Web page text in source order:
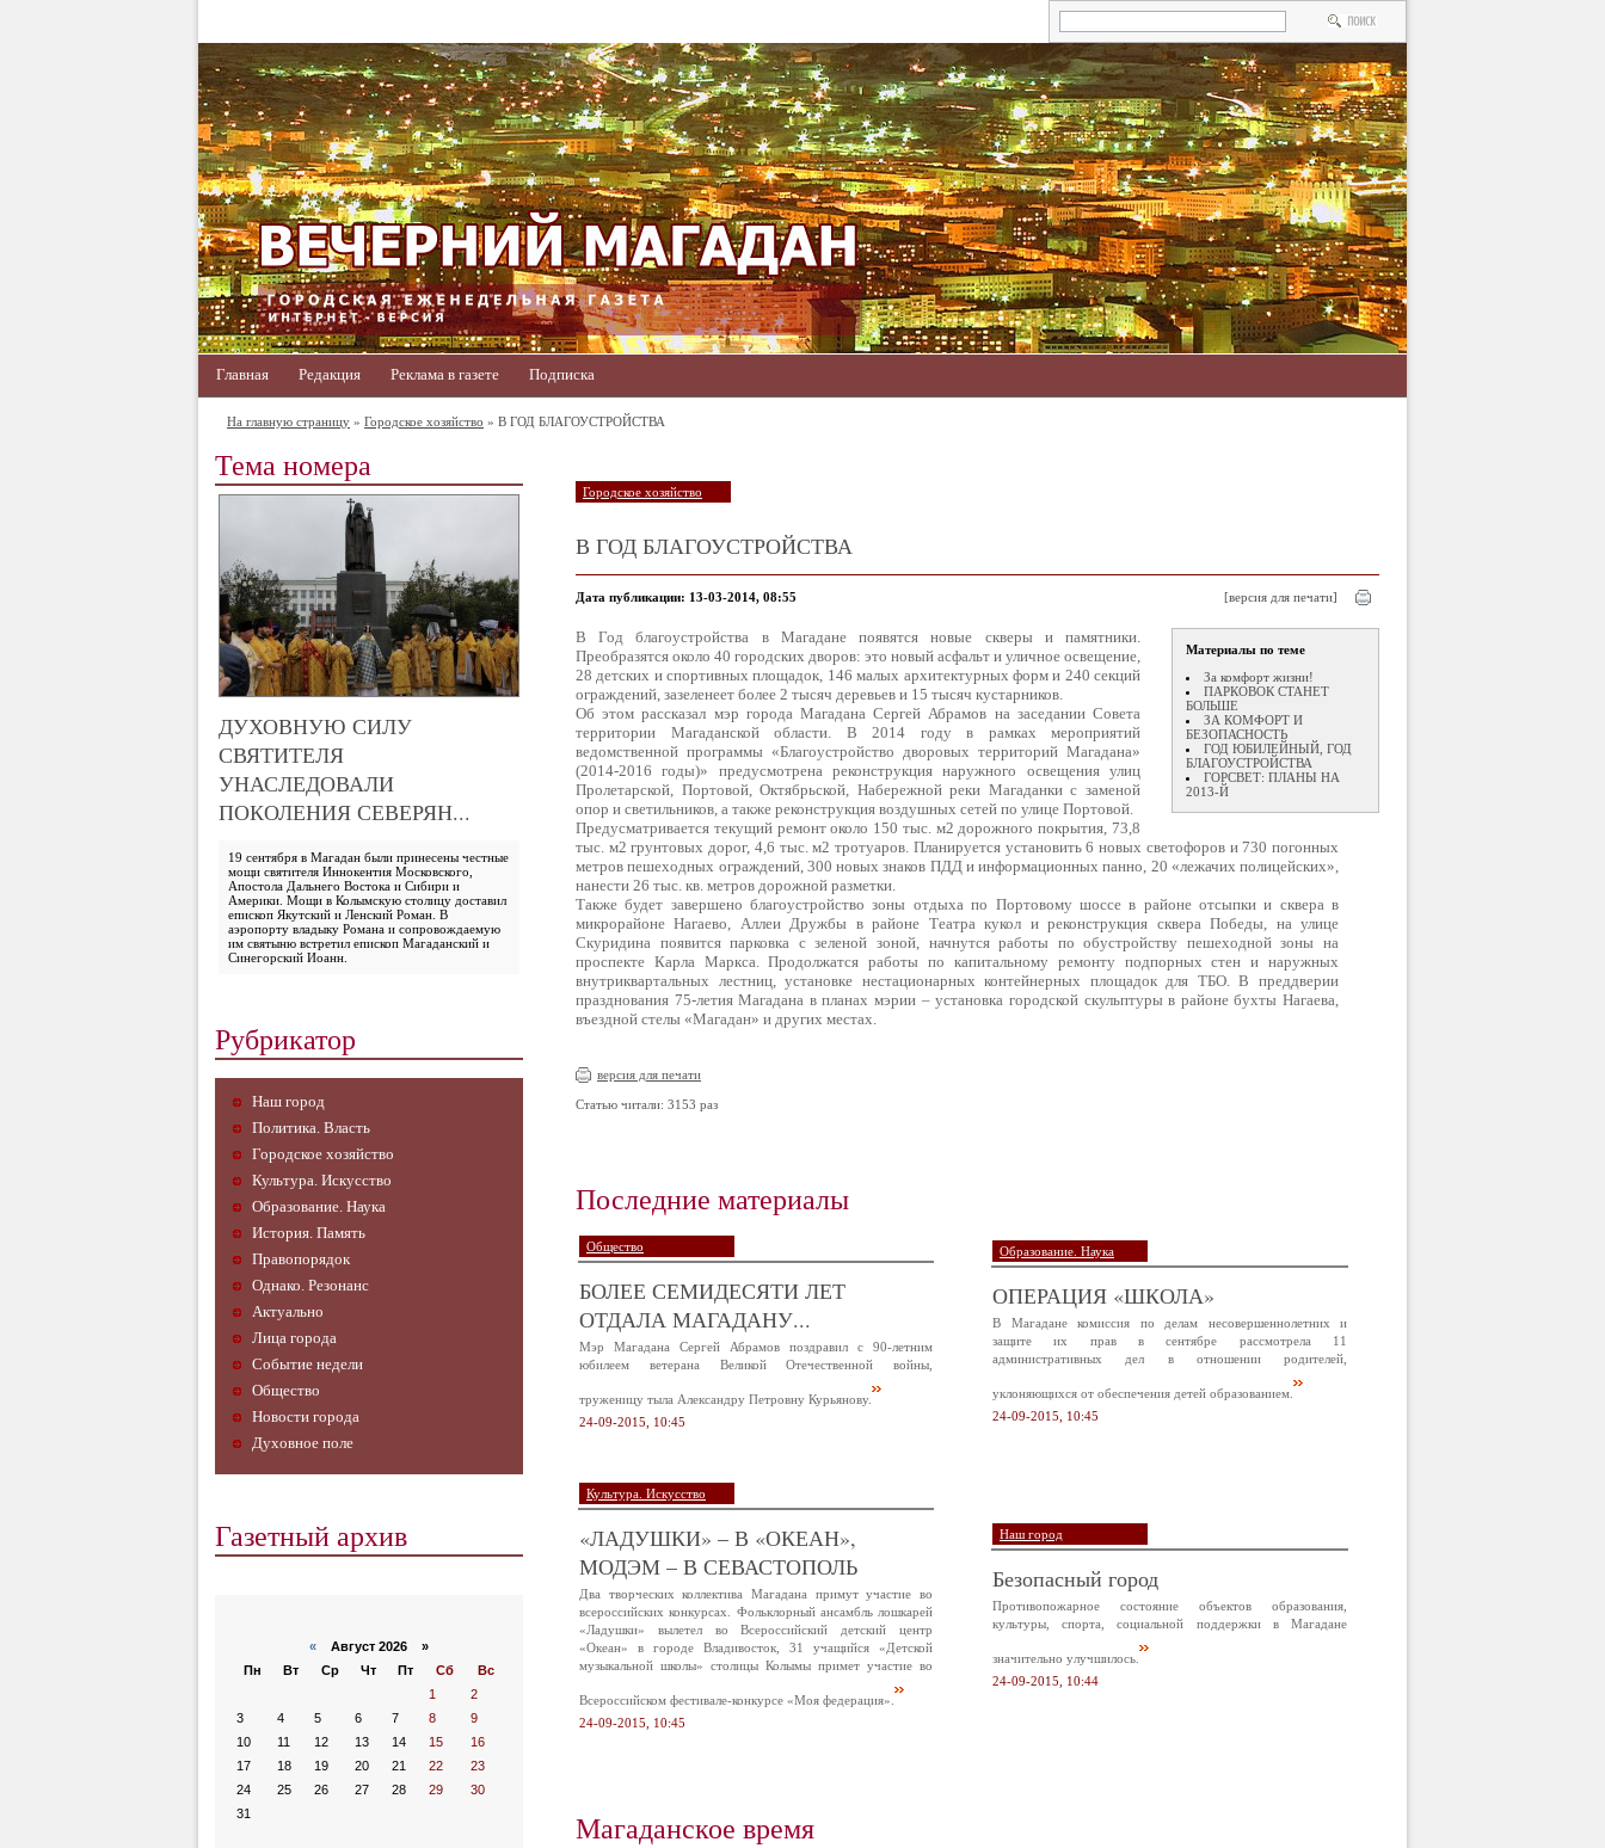
Главная Редакция Реклама в газете Подписка
На главную страницу » Городское хозяйство » В ГОД БЛАГОУСТРОЙСТВА
Тема номера
ДУХОВНУЮ СИЛУ
СВЯТИТЕЛЯ
УНАСЛЕДОВАЛИ
ПОКОЛЕНИЯ СЕВЕРЯН...
19 сентября в Магадан были принесены честные
мощи святителя Иннокентия Московского,
Апостола Дальнего Востока и Сибири и
Америки. Мощи в Колымскую столицу доставил
епископ Якутский и Ленский Роман. В
аэропорту владыку Романа и сопровождаемую
им святыню встретил епископ Магаданский и
Синегорский Иоанн.
Рубрикатор
Наш город
Политика. Власть
Городское хозяйство
Культура. Искусство
Образование. Наука
История. Память
Правопорядок
Однако. Резонанс
Актуально
Лица города
Событие недели
Общество
Новости города
Духовное поле
Газетный архив
« Август 2026 »
Пн
Вт Ср Чт Пт Сб
Вс
1
2
3
4 5 6 7 8
9
10
11 12 13 14 15
16
17
18 19 20 21 22
23
24
25 26 27 28 29
30
31
Городское хозяйство
В ГОД БЛАГОУСТРОЙСТВА
Дата публикации: 13-03-2014, 08:55 [версия для печати]
Материалы по теме
За комфорт жизни!
ПАРКОВОК СТАНЕТ
БОЛЬШЕ
ЗА КОМФОРТ И
БЕЗОПАСНОСТЬ
ГОД ЮБИЛЕЙНЫЙ, ГОД
БЛАГОУСТРОЙСТВА
ГОРСВЕТ: ПЛАНЫ НА
2013-Й
В Год благоустройства в Магадане появятся новые скверы и памятники.
Преобразятся около 40 городских дворов: это новый асфальт и уличное освещение,
28 детских и спортивных площадок, 146 малых архитектурных форм и 240 секций
ограждений, зазеленеет более 2 тысяч деревьев и 15 тысяч кустарников.
Об этом рассказал мэр города Магадана Сергей Абрамов на заседании Совета
территории Магаданской области. В 2014 году в рамках мероприятий
ведомственной программы «Благоустройство дворовых территорий Магадана»
(2014-2016 годы)» предусмотрена реконструкция наружного освещения улиц
Пролетарской, Портовой, Октябрьской, Набережной реки Магаданки с заменой
опор и светильников, а также реконструкция воздушных сетей по улице Портовой.
Предусматривается текущий ремонт около 150 тыс. м2 дорожного покрытия, 73,8
тыс. м2 грунтовых дорог, 4,6 тыс. м2 тротуаров. Планируется установить 6 новых светофоров и 730 погонных
метров пешеходных ограждений, 300 новых знаков ПДД и информационных панно, 20 «лежачих полицейских»,
нанести 26 тыс. кв. метров дорожной разметки.
Также будет завершено благоустройство зоны отдыха по Портовому шоссе в районе отсыпки и сквера в
микрорайоне Нагаево, Аллеи Дружбы в районе Театра кукол и реконструкция сквера Победы, на улице
Скуридина появится парковка с зеленой зоной, начнутся работы по обустройству пешеходной зоны на
проспекте Карла Маркса. Продолжатся работы по капитальному ремонту подпорных стен и наружных
внутриквартальных лестниц, установке нестационарных контейнерных площадок для ТБО. В преддверии
празднования 75-летия Магадана в планах мэрии – установка городской скульптуры в районе бухты Нагаева,
въездной стелы «Магадан» и других местах.
версия для печати
Статью читали: 3153 раз
Последние материалы
Общество
БОЛЕЕ СЕМИДЕСЯТИ ЛЕТ
ОТДАЛА МАГАДАНУ...
Мэр Магадана Сергей Абрамов поздравил с 90-летним
юбилеем ветерана Великой Отечественной войны,
труженицу тыла Александру Петровну Курьянову.
24-09-2015, 10:45
Образование. Наука
ОПЕРАЦИЯ «ШКОЛА»
В Магадане комиссия по делам несовершеннолетних и
защите их прав в сентябре рассмотрела 11
административных дел в отношении родителей,
уклоняющихся от обеспечения детей образованием.
24-09-2015, 10:45
Культура. Искусство
«ЛАДУШКИ» – В «ОКЕАН»,
МОДЭМ – В СЕВАСТОПОЛЬ
Два творческих коллектива Магадана примут участие во
всероссийских конкурсах. Фольклорный ансамбль лошкарей
«Ладушки» вылетел во Всероссийский детский центр
«Океан» в городе Владивосток, 31 учащийся «Детской
музыкальной школы» столицы Колымы примет участие во
Всероссийском фестивале-конкурсе «Моя федерация».
24-09-2015, 10:45
Наш город
Безопасный город
Противопожарное состояние объектов образования,
культуры, спорта, социальной поддержки в Магадане
значительно улучшилось.
24-09-2015, 10:44
Магаданское время